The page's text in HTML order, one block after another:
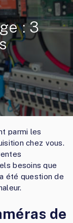
: 3
parmi les
chez vous.
besoins que
été question de
de